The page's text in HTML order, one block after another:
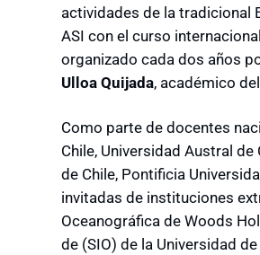
actividades de la tradicional
ASI con el curso
organizado cada dos años
Ulloa Quijada, académico
Como parte de docentes
Chile, Universidad Austral
de Chile, Pontificia
invitadas de instituciones
Oceanográfica de Woods
de (SIO) de la Universidad